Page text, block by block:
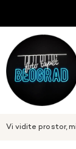
Vi vidite prostor,